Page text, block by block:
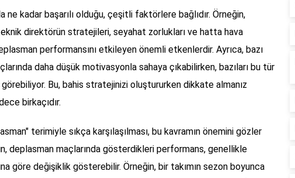
ne kadar başarılı olduğu, çeşitli faktörlere bağlıdır. Örneğin,
direktörün stratejileri, seyahat zorlukları ve hatta hava
performansını etkileyen önemli etkenlerdir. Ayrıca, bazı
daha düşük motivasyonla sahaya çıkabilirken, bazıları bu tür
Bu, bahis stratejinizi oluştururken dikkate almanız
birkaçıdır.
terimiyle sıkça karşılaşılması, bu kavramın önemini gözler
deplasman maçlarında gösterdikleri performans, genellikle
göre değişiklik gösterebilir. Örneğin, bir takımın sezon boyunca